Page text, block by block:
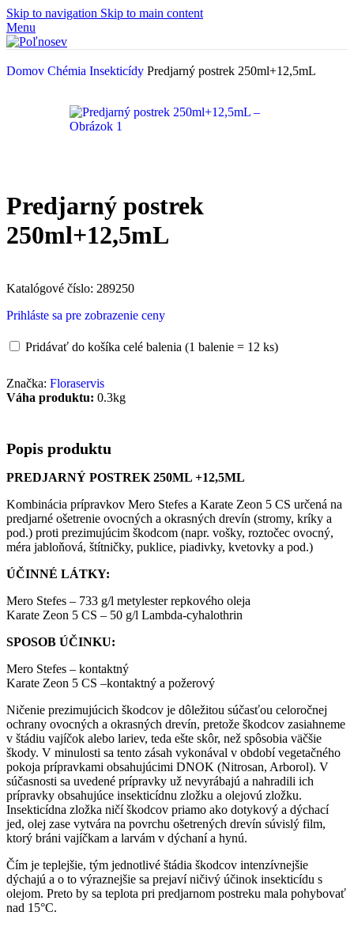
Skip to navigation Skip to main content
Menu
Domov Chémia Insekticídy Predjarný postrek 250ml+12,5mL
Predjarný postrek
250ml+12,5mL
Katalógové číslo: 289250
Prihláste sa pre zobrazenie ceny
Pridávať do košíka celé balenia (1 balenie = 12 ks)
Značka: Floraservis
Váha produktu: 0.3kg
Popis produktu
PREDJARNÝ POSTREK 250ML +12,5ML
Kombinácia prípravkov Mero Stefes a Karate Zeon 5 CS určená na
predjarné ošetrenie ovocných a okrasných drevín (stromy, kríky a
pod.) proti prezimujúcim škodcom (napr. vošky, roztočec ovocný,
méra jabloňová, štítničky, puklice, piadivky, kvetovky a pod.)
ÚČINNÉ LÁTKY:
Mero Stefes – 733 g/l metylester repkového oleja
Karate Zeon 5 CS – 50 g/l Lambda-cyhalothrin
SPOSOB ÚČINKU:
Mero Stefes – kontaktný
Karate Zeon 5 CS –kontaktný a požerový
Ničenie prezimujúcich škodcov je dôležitou súčasťou celoročnej
ochrany ovocných a okrasných drevín, pretože škodcov zasiahneme
v štádiu vajíčok alebo lariev, teda ešte skôr, než spôsobia väčšie
škody. V minulosti sa tento zásah vykonával v období vegetačného
pokoja prípravkami obsahujúcimi DNOK (Nitrosan, Arborol). V
súčasnosti sa uvedené prípravky už nevyrábajú a nahradili ich
prípravky obsahujúce insekticídnu zložku a olejovú zložku.
Insekticídna zložka ničí škodcov priamo ako dotykový a dýchací
jed, olej zase vytvára na povrchu ošetrených drevín súvislý film,
ktorý bráni vajíčkam a larvám v dýchaní a hynú.
Čím je teplejšie, tým jednotlivé štádia škodcov intenzívnejšie
dýchajú a o to výraznejšie sa prejaví ničivý účinok insekticídu s
olejom. Preto by sa teplota pri predjarnom postreku mala pohybovať
nad 15°C.